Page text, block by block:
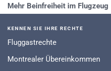
Mehr Beinfreiheit im Flugzeug
KENNEN SIE IHRE RECHTE
Fluggastrechte
Montrealer Übereinkommen